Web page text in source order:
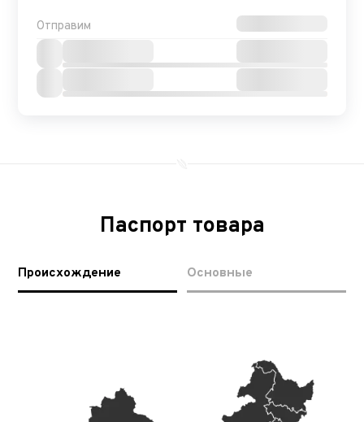
Отправим
Паспорт товара
Происхождение Основные